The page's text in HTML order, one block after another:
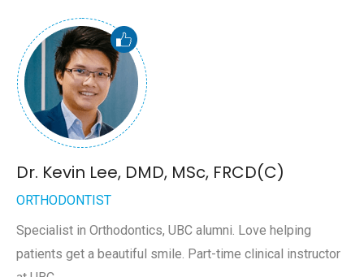
Dr. Kevin Lee, DMD, MSc, FRCD(C)
ORTHODONTIST
Specialist in Orthodontics, UBC alumni. Love helping
patients get a beautiful smile. Part-time clinical instructor